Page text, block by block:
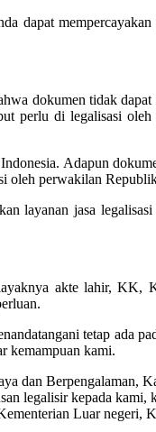
dapat
dokumen tidak
perlu di legalisasi
Adapun
oleh perwakilan
layanan jasa
akte lahir, KK,
tetap ada
kemampuan kami.
dan Berpengalaman,
legalisir kepada
Luar negeri,